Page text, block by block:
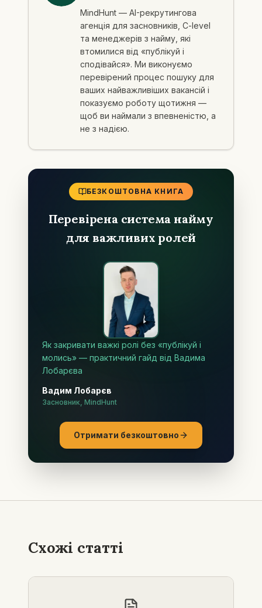
MindHunt — AI-рекрутингова
агенція для засновників, C-level
та менеджерів з найму, які
втомилися від «публікуй і
сподівайся». Ми виконуємо
перевірений процес пошуку для
ваших найважливіших вакансій і
показуємо роботу щотижня —
щоб ви наймали з впевненістю, а
не з надією.
БЕЗКОШТОВНА КНИГА
Перевірена система найму
для важливих ролей
Як закривати важкі ролі без «публікуй і
молись» — практичний гайд від Вадима
Лобарєва
Вадим Лобарєв
Засновник, MindHunt
Отримати безкоштовно
Схожі статті